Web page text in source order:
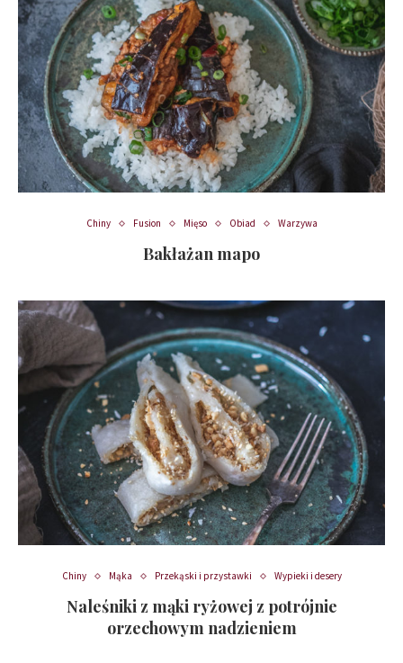
Chiny Fusion Mięso Obiad Warzywa
Bakłażan mapo
Chiny Mąka Przekąski i przystawki Wypieki i desery
Naleśniki z mąki ryżowej z potrójnie
orzechowym nadzieniem